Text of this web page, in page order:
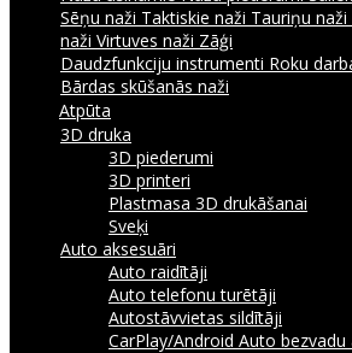
Sēņu naži Taktiskie naži Tauriņu naži
naži Virtuves naži Zāģi
Daudzfunkciju instrumenti Roku
Bārdas skūšanās naži
Atpūta
3D druka
3D piederumi
3D printeri
Plastmasa 3D drukāšanai
Sveķi
Auto aksesuāri
Auto raidītāji
Auto telefonu turētāji
Autostāvvietas sildītāji
CarPlay/Android Auto bezvadu